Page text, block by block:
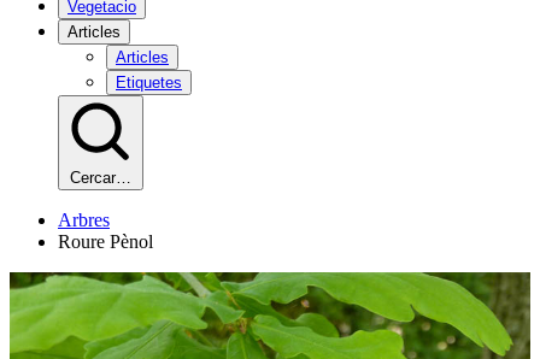
Vegetacio
Articles
Articles
Etiquetes
Cercar…
Arbres
Roure Pènol